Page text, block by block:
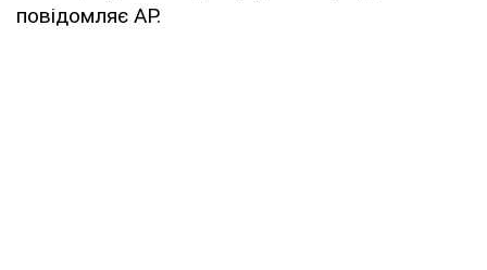
повідомляє AP.